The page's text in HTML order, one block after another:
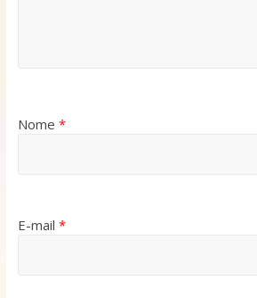
Nome *
E-mail *